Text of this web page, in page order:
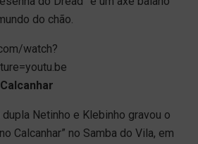
do chão.
watch?
Netinho e Klebinho gravou o
Calcanhar” no Samba do Vila, em